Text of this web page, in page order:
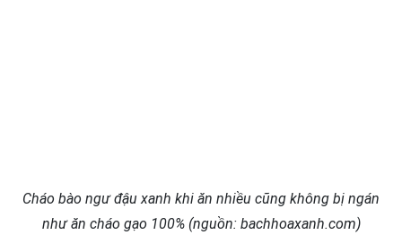
Cháo bào ngư đậu xanh khi ăn nhiều cũng không bị ngán
như ăn cháo gạo 100% (nguồn: bachhoaxanh.com)